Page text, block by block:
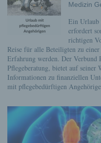
Medizin
Ein Urlaub
erfordert
richtigen
Reise für alle Beteiligten zu
Erfahrung werden. Der Verbund
Pflegeberatung, bietet auf seiner
Informationen zu finanziellen
mit pflegebedürftigen